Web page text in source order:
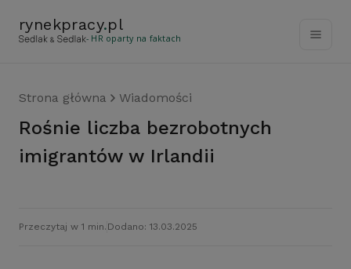
rynekpracy.pl
- HR oparty na faktach
Strona główna Wiadomości
Rośnie liczba bezrobotnych
imigrantów w Irlandii
Przeczytaj w 1 min. Dodano: 13.03.2025